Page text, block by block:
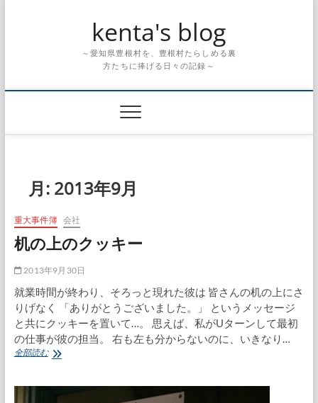
kenta's blog
～愛知県豊根村を、豊根村たらしめる裏
方たちに捧げる日々の記録～
月: 2013年9月
重大事件簿 会社
机の上のクッキー
2013年9月30日
就業時間が終わり、そろっと現れた彼は 皆さんの机の上にさ
りげなく 「ありがとうございました。」 というメッセージ
と共にクッキーを置いて…。 思えば、私がUターンして最初
の仕事が彼の担当。 右も左も分からないのに、いきなり…
全部読む机